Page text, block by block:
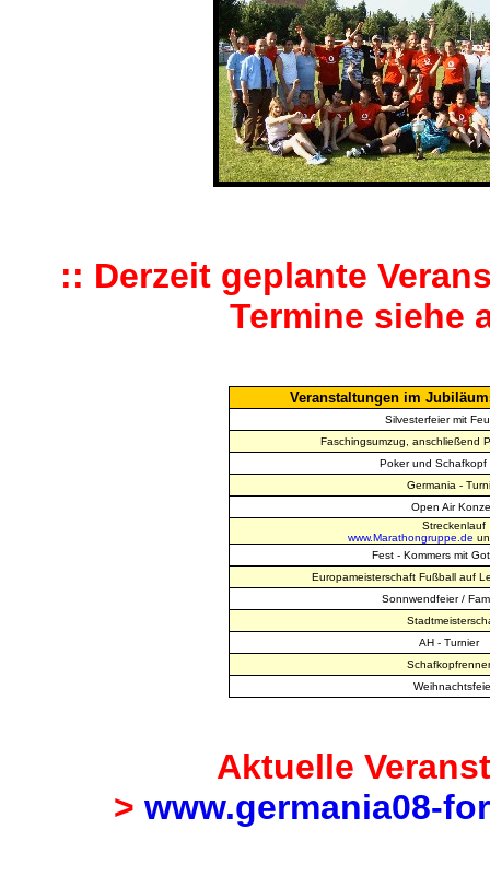
:: Derzeit geplante
Termine siehe
Veranstaltungen im
Silvesterfeier mit
Faschingsumzug, anschließend
Poker und Schafkopf
Germania -
Open Air
Streckenlauf
www.Marathongruppe.de
Fest - Kommers mit
Europameisterschaft Fußball auf
Sonnwendfeier /
AH - Turnier
Aktuelle
> www.germania08-